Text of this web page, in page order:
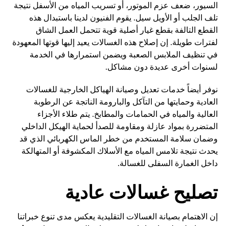
السيور، ضعف عزم الموتور، أو تسريب المياه من الأسفل نتيجة
تلف الجلب أو الأويل سيل. يقوم الفنيون لدينا باستبدال هذه
القطع التالفة بقطع غيار أصلية قوية تتحمل العمل الشاق
لفترات طويلة. إن إصلاح هذه الغسالات يعيد إليها قوتها المعهودة
في تنظيف الملابس الصعبة ويضمن استمرارها في الخدمة
لسنوات أخرى عديدة دون مشاكل.
نوفر أيضاً خدمات تعديل وصيانة الهياكل الخارجية للغسالات
العادية وحمايتها من التآكل والبارومة الناتجة عن الرطوبة
العالية والمياه في الحمامات والمطابخ. يتم طلاء الأجزاء
المتضررة بمواد عازلة ومقاومة للصدأ لحماية الهيكل الداخلي
وضمان سلامة المستخدم من خطر الماس الكهربائي الذي قد
يحدث نتيجة تلامس المياه مع الأسلاك المكشوفة أو المتهالكة
داخل الغمارة السفلى للغسالة.
تصليح غسالات عادية
إن الاهتمام بصيانة الغسالات التقليدية يعكس مدى تنوع خبراتنا